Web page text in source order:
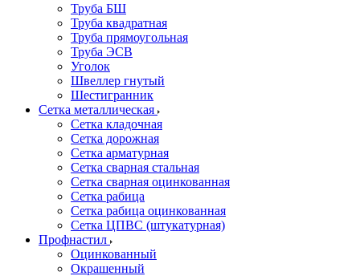
Труба БШ
Труба квадратная
Труба прямоугольная
Труба ЭСВ
Уголок
Швеллер гнутый
Шестигранник
Сетка металлическая
Сетка кладочная
Сетка дорожная
Сетка арматурная
Сетка сварная стальная
Сетка сварная оцинкованная
Сетка рабица
Сетка рабица оцинкованная
Сетка ЦПВС (штукатурная)
Профнастил
Оцинкованный
Окрашенный